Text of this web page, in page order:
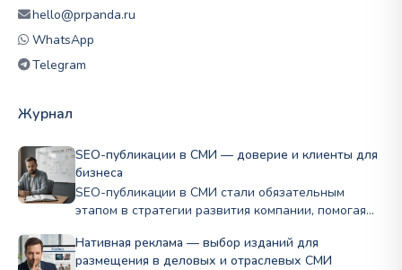
hello@prpanda.ru
WhatsApp
Telegram
Журнал
SEO-публикации в СМИ — доверие и клиенты для
бизнеса
SEO-публикации в СМИ стали обязательным
этапом в стратегии развития компании, помогая
Нативная реклама — выбор изданий для
размещения в деловых и отраслевых СМИ